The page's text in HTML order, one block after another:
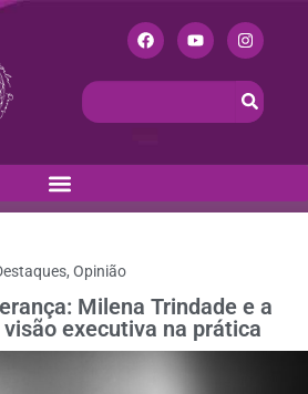
, Opinião
Milena Trindade e a
executiva na prática